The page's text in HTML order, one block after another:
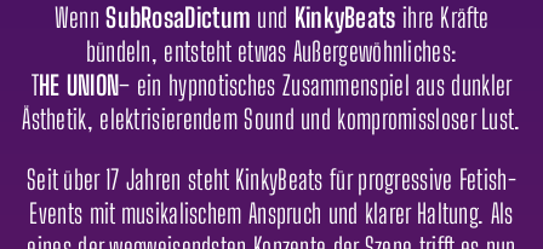
Wenn SubRosaDictum und KinkyBeats ihre Kräfte
bündeln, entsteht etwas Außergewöhnliches:
THE UNION– ein hypnotisches Zusammenspiel aus dunkler
Ästhetik, elektrisierendem Sound und kompromissloser Lust.
Seit über 17 Jahren steht KinkyBeats für progressive Fetish-
Events mit musikalischem Anspruch und klarer Haltung. Als